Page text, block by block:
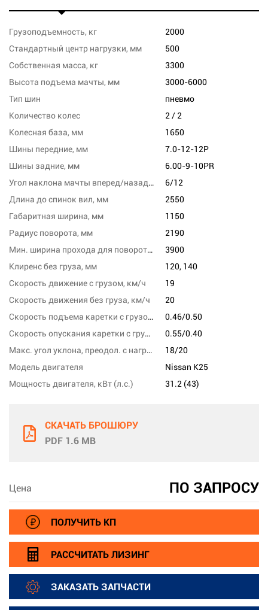
Грузоподъемность, кг
2000
Стандартный центр нагрузки, мм
500
Собственная масса, кг
3300
Высота подъема мачты, мм
3000-6000
Тип шин
пневмо
Количество колес
2 / 2
Колесная база, мм
1650
Шины передние, мм
7.0-12-12P
Шины задние, мм
6.00-9-10PR
Угол наклона мачты вперед/назад, град
6/12
Длина до спинок вил, мм
2550
Габаритная ширина, мм
1150
Радиус поворота, мм
2190
Мин. ширина прохода для поворота, мм
3900
Клиренс без груза, мм
120, 140
Скорость движение с грузом, км/ч
19
Скорость движения без груза, км/ч
20
Скорость подъема каретки с грузом/без груза, м/с
0.46/0.50
Скорость опускания каретки с грузом/без груза,м/сек
0.55/0.40
Макс. угол уклона, преодол. с нагрузкой, %
18/20
Модель двигателя
Nissan K25
Мощность двигателя, кВт (л.с.)
31.2 (43)
СКАЧАТЬ БРОШЮРУ
PDF 1.6 MB
Цена ПО ЗАПРОСУ
ПОЛУЧИТЬ КП
РАССЧИТАТЬ ЛИЗИНГ
ЗАКАЗАТЬ ЗАПЧАСТИ